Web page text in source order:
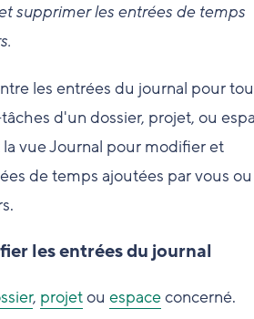
supprimer les entrées de temps
les entrées du journal pour
d'un dossier, projet, ou
vue Journal pour modifier et
de temps ajoutées par vous
les entrées du journal
, projetou espaceconcerné.